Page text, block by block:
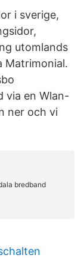
i sverige,
utomlands
Matrimonial.
via en Wlan-
ner och vi